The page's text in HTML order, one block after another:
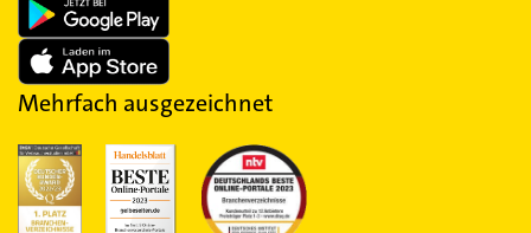
Mehrfach ausgezeichnet